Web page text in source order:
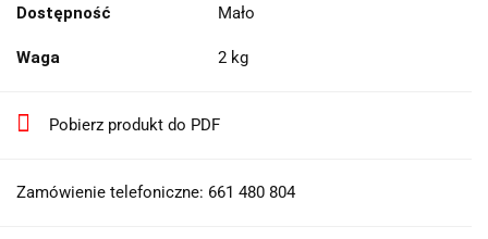
Dostępność Mało
Waga 2 kg
Pobierz produkt do PDF
Zamówienie telefoniczne: 661 480 804